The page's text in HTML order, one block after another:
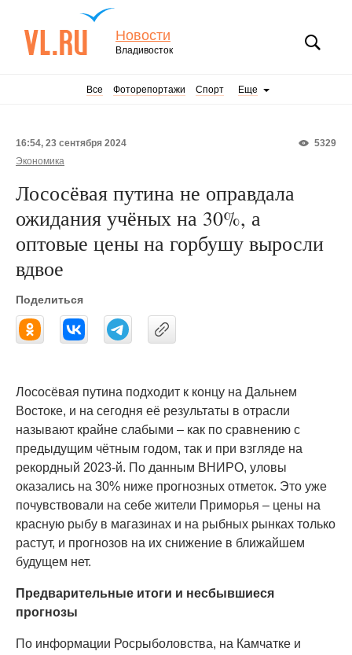
Новости
Владивосток
Все Фоторепортажи Спорт Еще
5329
16:54, 23 сентября 2024
Экономика
Лососёвая путина не оправдала
ожидания учёных на 30%, а
оптовые цены на горбушу выросли
вдвое
Поделиться
Лососёвая путина подходит к концу на Дальнем
Востоке, и на сегодня её результаты в отрасли
называют крайне слабыми – как по сравнению с
предыдущим чётным годом, так и при взгляде на
рекордный 2023-й. По данным ВНИРО, уловы
оказались на 30% ниже прогнозных отметок. Это уже
почувствовали на себе жители Приморья – цены на
красную рыбу в магазинах и на рыбных рынках только
растут, и прогнозов на их снижение в ближайшем
будущем нет.
Предварительные итоги и несбывшиеся
прогнозы
По информации Росрыболовства, на Камчатке и